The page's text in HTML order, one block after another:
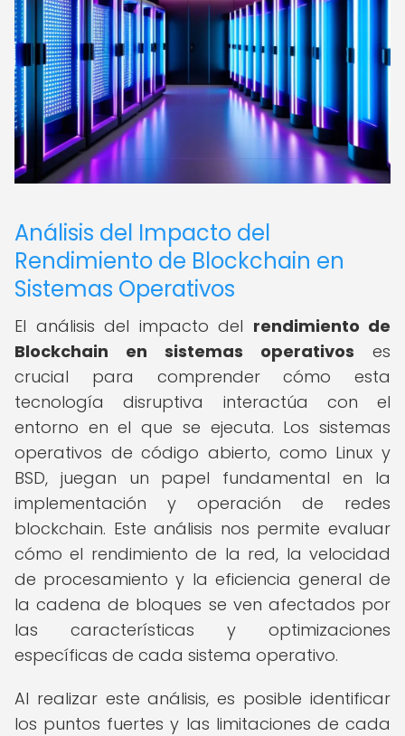
Análisis del Impacto del
Rendimiento de Blockchain en
Sistemas Operativos
El análisis del impacto del rendimiento de
Blockchain en sistemas operativos es
crucial para comprender cómo esta
tecnología disruptiva interactúa con el
entorno en el que se ejecuta. Los sistemas
operativos de código abierto, como Linux y
BSD, juegan un papel fundamental en la
implementación y operación de redes
blockchain. Este análisis nos permite evaluar
cómo el rendimiento de la red, la velocidad
de procesamiento y la eficiencia general de
la cadena de bloques se ven afectados por
las características y optimizaciones
específicas de cada sistema operativo.
Al realizar este análisis, es posible identificar
los puntos fuertes y las limitaciones de cada